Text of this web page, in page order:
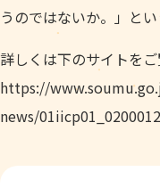
うのではないか。」と
詳しくは下のサイトをご
https://
news/